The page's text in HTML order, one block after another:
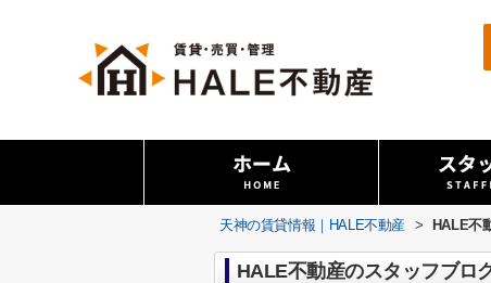
天神の賃貸情報｜HALE不動産 > HALE不
HALE不動産のスタッフブロ